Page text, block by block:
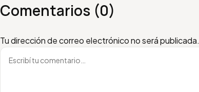
Comentarios (0)
Tu dirección de correo electrónico no será publicada.
Escribí tu comentario
Nombre
Email